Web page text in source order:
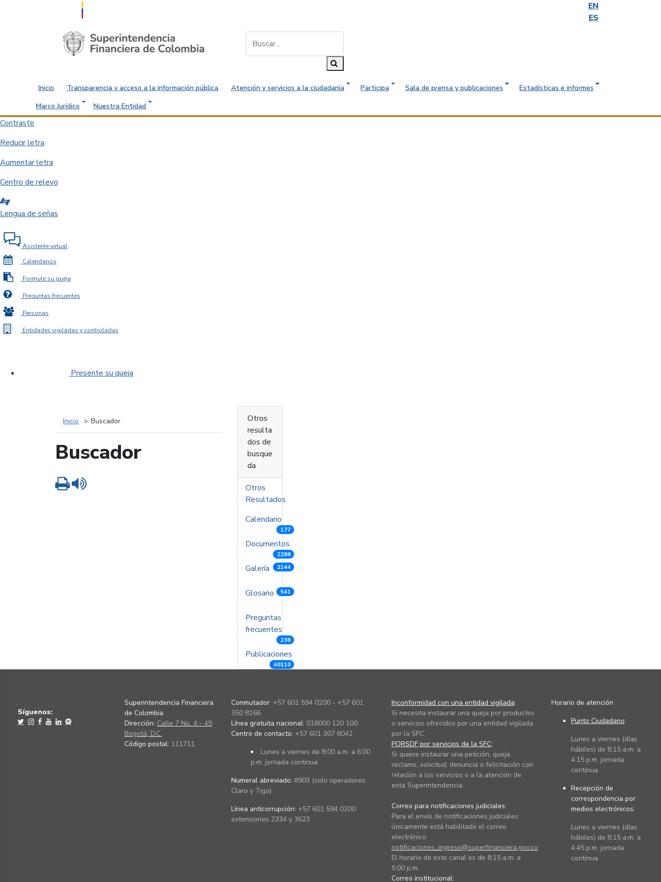
EN
ES
Saltar al contenido principal
Inicio Transparencia y acceso a la información pública Atención y servicios a la ciudadanía Participa Sala de prensa y publicaciones
Estadísticas e informes
Marco Jurídico
Nuestra Entidad
Contraste
Reducir letra
Aumentar letra
Centro de relevo
Lengua de señas
Asistente virtual
Calendarios
Formule su queja
Preguntas frecuentes
Personas
Entidades vigiladas y controladas
Presente su queja
Inicio Buscador
Buscador
Imprimir
Otros
resulta
dos de
busque
da
Otros
Resultados
Calendario
177
Documentos
2286
Galería 2144
Glosario 541
Preguntas
frecuentes
236
Publicaciones
40110
Síguenos:
Superintendencia Financiera
de Colombia
Dirección: Calle 7 No. 4 - 49
Bogotá, D.C.
Código postal: 111711
Conmutador: +57 601 594 0200 - +57 601
350 8166
Línea gratuita nacional: 018000 120 100
Centro de contacto: +57 601 307 8042
Lunes a viernes de 8:00 a.m. a 6:00
p.m. jornada continua.
Numeral abreviado: #903 (solo operadores
Claro y Tigo)
Línea anticorrupción: +57 601 594 0200
extensiones 2334 y 3623
Inconformidad con una entidad vigilada:
Si necesita instaurar una queja por productos
o servicios ofrecidos por una entidad vigilada
por la SFC.
PQRSDF por servicios de la SFC:
Si quiere instaurar una petición, queja,
reclamo, solicitud, denuncia o felicitación con
relación a los servicios o a la atención de
esta Superintendencia.
Correo para notificaciones judiciales:
Para el envío de notificaciones judiciales
únicamente está habilitado el correo
electrónico
notificaciones_ingreso@superfinanciera.gov.co
El horario de este canal es de 8:15 a.m. a
5:00 p.m.
Correo institucional:
Horario de atención
Punto Ciudadano:
Lunes a viernes (días
hábiles) de 8:15 a.m. a
4:15 p.m. jornada
continua
Recepción de
correspondencia por
medios electrónicos:
Lunes a viernes (días
hábiles) de 8:15 a.m. a
4:45 p.m. jornada
continua